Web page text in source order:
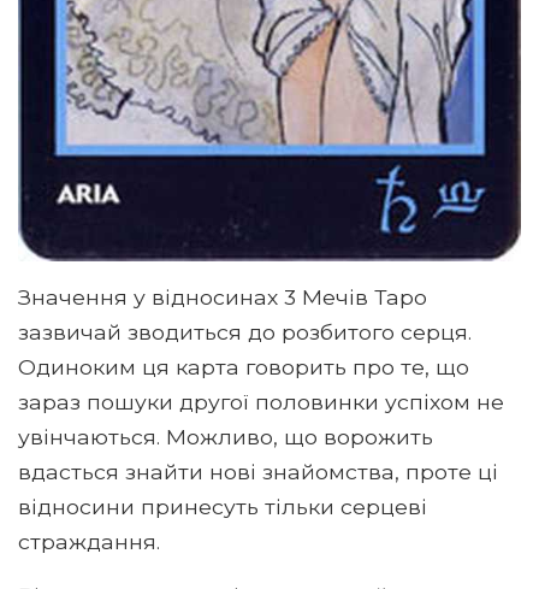
Значення у відносинах 3 Мечів Таро
зазвичай зводиться до розбитого серця.
Одиноким ця карта говорить про те, що
зараз пошуки другої половинки успіхом не
увінчаються. Можливо, що ворожить
вдасться знайти нові знайомства, проте ці
відносини принесуть тільки серцеві
страждання.